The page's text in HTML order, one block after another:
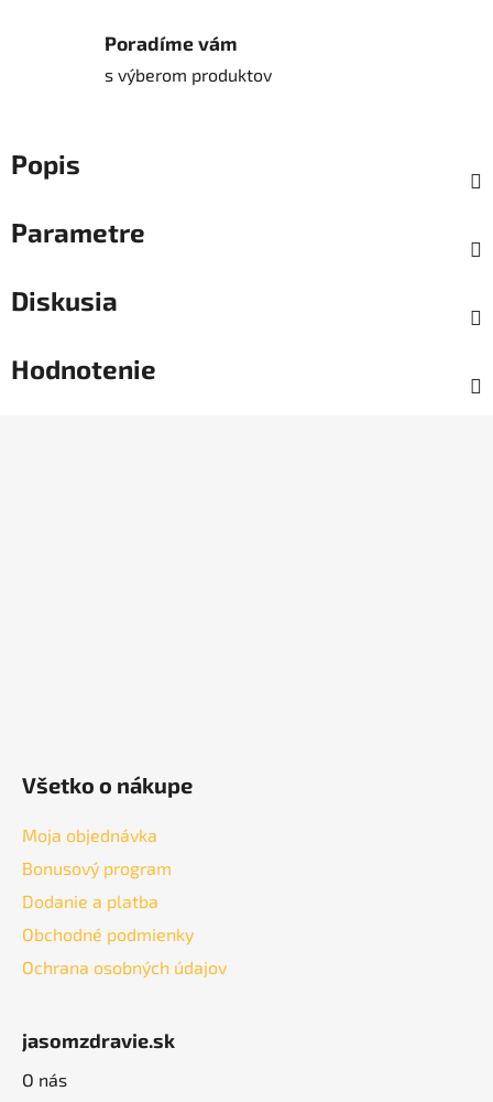
Poradíme vám
s výberom produktov
Popis
Parametre
Diskusia
Hodnotenie
Všetko o nákupe
Moja objednávka
Bonusový program
Dodanie a platba
Obchodné podmienky
Ochrana osobných údajov
jasomzdravie.sk
O nás